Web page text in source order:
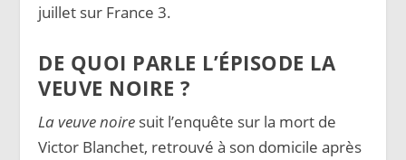
juillet sur France 3.
DE QUOI PARLE L’ÉPISODE LA
VEUVE NOIRE ?
La veuve noire suit l’enquête sur la mort de
Victor Blanchet, retrouvé à son domicile après